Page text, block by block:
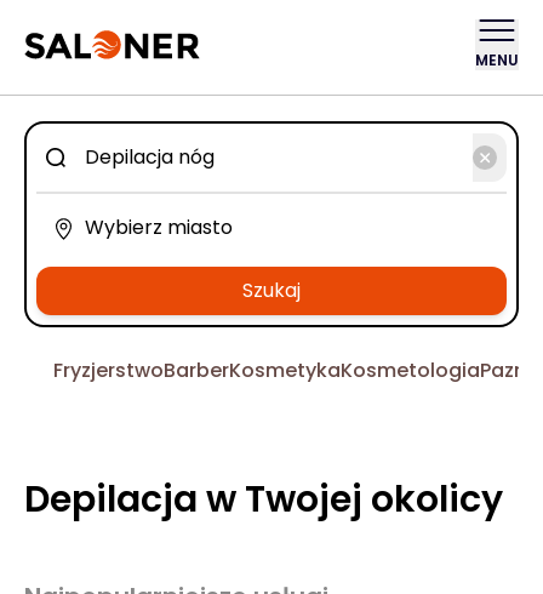
MENU
Szukaj
FryzjerstwoBarberKosmetykaKosmetologia
Depilacja w Twojej okolicy